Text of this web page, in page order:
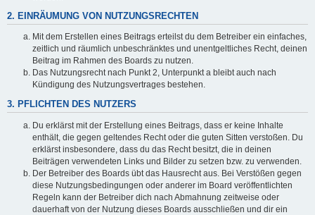
2. EINRÄUMUNG VON NUTZUNGSRECHTEN
Mit dem Erstellen eines Beitrags erteilst du dem Betreiber ein einfaches,
zeitlich und räumlich unbeschränktes und unentgeltliches Recht, deinen
Beitrag im Rahmen des Boards zu nutzen.
Das Nutzungsrecht nach Punkt 2, Unterpunkt a bleibt auch nach
Kündigung des Nutzungsvertrages bestehen.
3. PFLICHTEN DES NUTZERS
Du erklärst mit der Erstellung eines Beitrags, dass er keine Inhalte
enthält, die gegen geltendes Recht oder die guten Sitten verstoßen. Du
erklärst insbesondere, dass du das Recht besitzt, die in deinen
Beiträgen verwendeten Links und Bilder zu setzen bzw. zu verwenden.
Der Betreiber des Boards übt das Hausrecht aus. Bei Verstößen gegen
diese Nutzungsbedingungen oder anderer im Board veröffentlichten
Regeln kann der Betreiber dich nach Abmahnung zeitweise oder
dauerhaft von der Nutzung dieses Boards ausschließen und dir ein